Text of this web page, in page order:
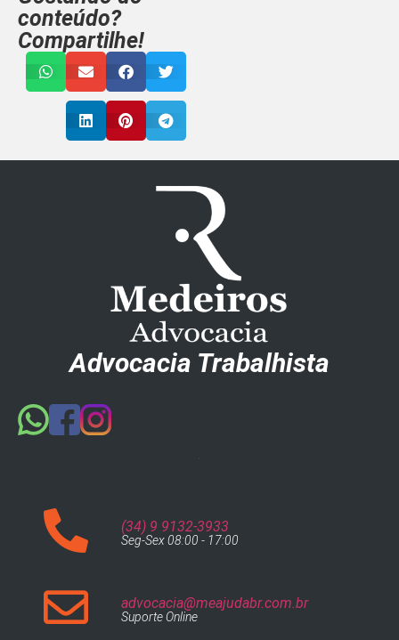
conteúdo?
Compartilhe!
Advocacia Trabalhista
(34) 9 9132-3933
Seg-Sex 08:00 - 17:00
advocacia@meajudabr.com.br
Suporte Online